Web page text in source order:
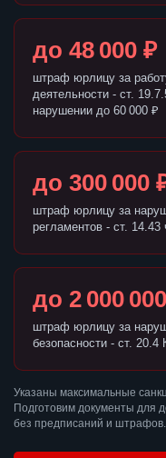
до 48 000 ₽
штраф юрлицу за
деятельности - ст.
нарушении до 60 000 ₽
до 300 000
штраф юрлицу за
регламентов - ст.
до 2 000
штраф юрлицу за
безопасности - ст.
Указаны максимальные
Подготовим документы для
без предписаний и штрафов.